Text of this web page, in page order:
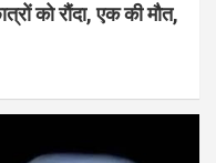
को रौंदा, एक की मौत,